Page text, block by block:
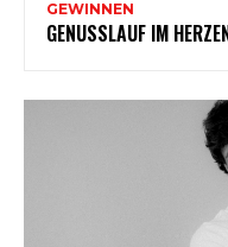
GEWINNEN
GENUSSLAUF IM